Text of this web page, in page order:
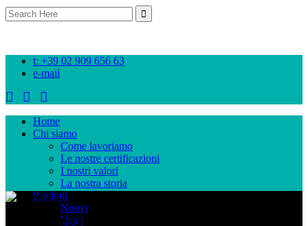
Search
for:
t: +39 02 909 656 63
e-mail
Home
Chi siamo
Come lavoriamo
Le nostre certificazioni
I nostri valori
La nostra storia
Prodotti
Nuovi
Usati
I nostri prodotti